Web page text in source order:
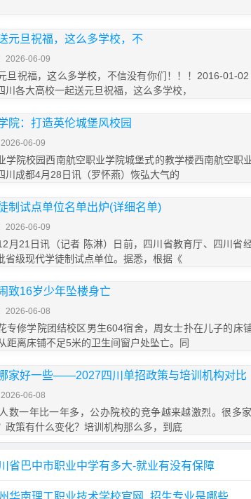
元旦祝福，这么多学校，不
2026-06-09
旦祝福，这么多学校，不信没有你们！！！2016-01-
川各大高校一起送元旦祝福，这么多学校，
院：打造英伦城堡风校园
06-09
学院校园西南航空职业学院城堡式的教学楼西南航空职
川成都4月28日讯（罗怀燕）恢弘大气的
制试点单位名单出炉(详细名单)
2026-06-09
21日讯（记者 陈淋）日前，四川省教育厅、四川省
省级现代学徒制试点单位。据悉，根据《
致16岁少年坠楼身亡
2026-06-08
专修学院团结校区男生604宿舍，周女士扑在儿子的床
距离床铺不足5米的卫生间窗户处坠亡。同
家好一些——2027四川单招政策与培训机构对比
06-08
数一年比一年多，公办院校的竞争越来越激烈。很多
政策有什么变化？培训机构那么多，到底
省巴中市职业中学有多大-就业有没有保障
华南理工职业技术学校官网_招生专业是哪些